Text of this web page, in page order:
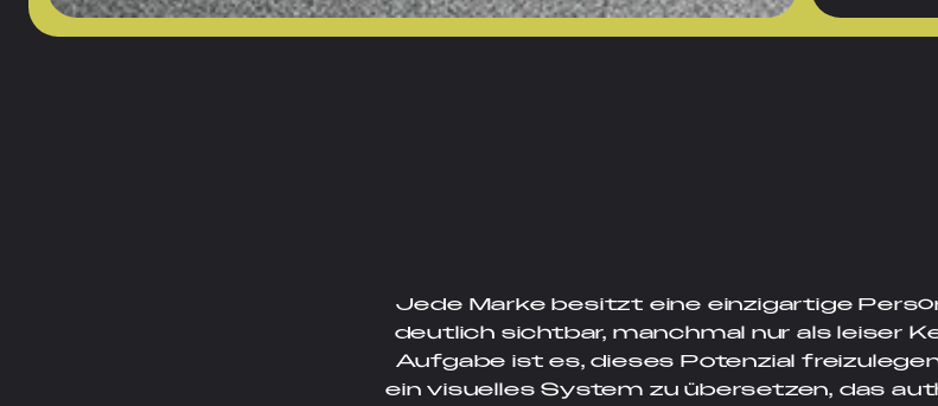
Jede Marke besitzt eine einzigartige
deutlich sichtbar, manchmal nur als leiser
Aufgabe ist es, dieses Potenzial
ein visuelles System zu übersetzen, das